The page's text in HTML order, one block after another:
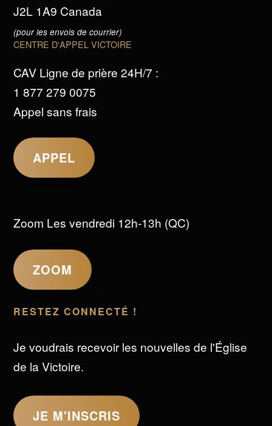
J2L 1A9 Canada
(pour les envois de courrier)
CENTRE D'APPEL VICTOIRE
CAV Ligne de prière 24H/7 :
1 877 279 0075
Appel sans frais
APPEL
Zoom Les vendredi 12h-13h (QC)
ZOOM
RESTEZ CONNECTÉ !
Je voudrais recevoir les nouvelles de l'Église
de la Victoire.
JE M'INSCRIS